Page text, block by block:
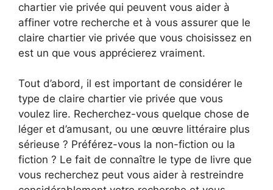
chartier vie privée qui peuvent vous aider à
affiner votre recherche et à vous assurer que le
claire chartier vie privée que vous choisissez en
est un que vous apprécierez vraiment.
Tout d’abord, il est important de considérer le
type de claire chartier vie privée que vous
voulez lire. Recherchez-vous quelque chose de
léger et d’amusant, ou une œuvre littéraire plus
sérieuse ? Préférez-vous la non-fiction ou la
fiction ? Le fait de connaître le type de livre que
vous recherchez peut vous aider à restreindre